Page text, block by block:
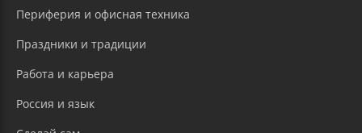
Периферия и офисная техника
Праздники и традиции
Работа и карьера
Россия и язык